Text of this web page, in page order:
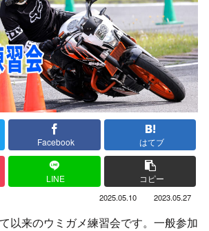
Facebook はてブ
LINE コピー
2025.05.10 2023.05.27
以来のウミガメ練習会です。一般参加